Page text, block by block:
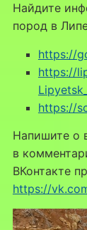
Найдите
пород в
https://
https://
https://
Напишите о
в
ВКонтакте
https://